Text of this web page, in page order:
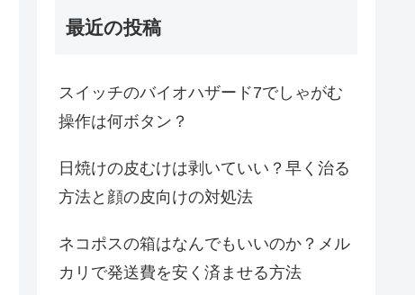
最近の投稿
スイッチのバイオハザード7でしゃがむ
操作は何ボタン？
日焼けの皮むけは剥いていい？早く治る
方法と顔の皮向けの対処法
ネコポスの箱はなんでもいいのか？メル
カリで発送費を安く済ませる方法